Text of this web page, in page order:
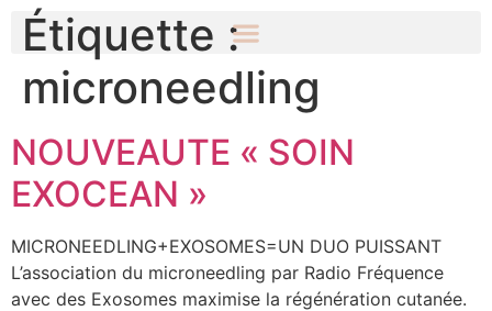
Étiquette :
microneedling
NOUVEAUTE « SOIN
EXOCEAN »
MICRONEEDLING+EXOSOMES=UN DUO PUISSANT
L’association du microneedling par Radio Fréquence
avec des Exosomes maximise la régénération cutanée.